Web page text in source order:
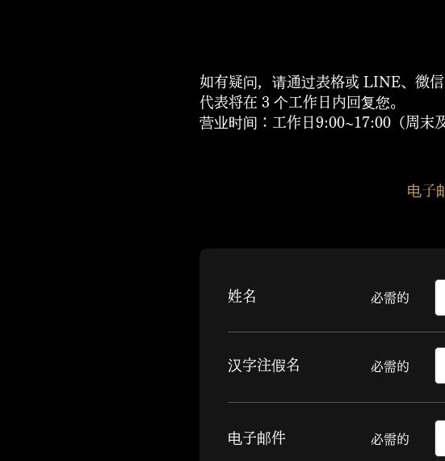
如有疑问，请通过表格或 LINE、微
代表将在 3 个工作日内回复您。
营业时间：工作日9:00~17:00（周末
电子
姓名 必需的
汉字注假名 必需的
电子邮件 必需的